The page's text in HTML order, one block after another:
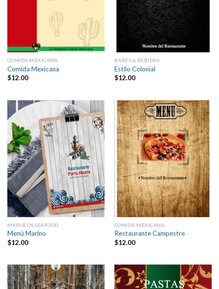
COMIDA MEXICANA
Comida Mexicana
$12.00
BARES & BEBIDAS
Estilo Colonial
$12.00
MARISCOS SEAFOOD
Menú Marino
$12.00
COMIDA MEXICANA
Restaurante Campestre
$12.00